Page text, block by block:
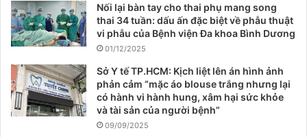
Nối lại bàn tay cho thai phụ mang song
thai 34 tuần: dấu ấn đặc biệt về phẫu thuật
vi phẫu của Bệnh viện Đa khoa Bình Dương
01/12/2025
Sở Y tế TP.HCM: Kịch liệt lên án hình ảnh
phản cảm “mặc áo blouse trắng nhưng lại
có hành vi hành hung, xâm hại sức khỏe
và tài sản của người bệnh”
09/09/2025